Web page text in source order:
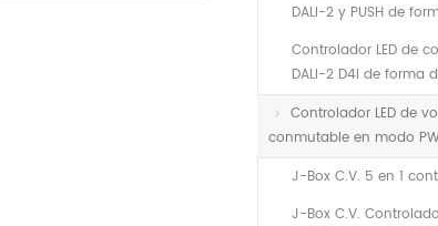
DALI-2 y PUSH de
Controlador LED de
DALI-2 D4i de forma
Controlador LED de
conmutable en modo
J-Box C.V. 5 en 1
J-Box C.V.